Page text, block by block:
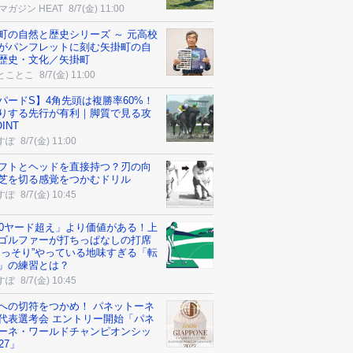
ガジン HEAT 8/7(金) 11:00
の自然と歴史シリーズ ～ 元高校
パンフレットに刻む矢掛町の自
史・文化／矢掛町
ことこ 8/7(金) 11:00
ードS】4角先頭は複勝率60%！
する先行が有利｜脚質で見る攻
ぽ 8/7(金) 11:00
トとヘッドを直接持つ？刃の向
を切る感覚をつかむドリル
ぽ 8/7(金) 10:45
ヤード超え」より価値がある！上
ルファーが打ちっぱなしの打席
っそり”やっている地味すぎる「転
の練習とは？
ぽ 8/7(金) 10:45
の切符をつかめ！ パネットーネ
表選考会 エントリー開始「パネ
ネ・ワールドチャンピオンシッ
」